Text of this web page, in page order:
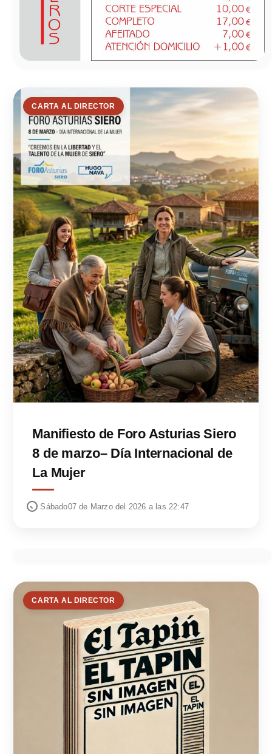
CARTA AL DIRECTOR
Manifiesto de Foro Asturias Siero
8 de marzo– Día Internacional de
La Mujer
Sábado07 de Marzo del 2026 a las 22:47
CARTA AL DIRECTOR